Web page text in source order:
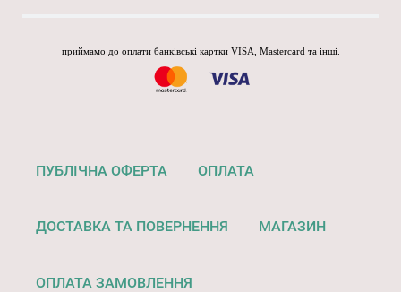
приймамо до оплати банківські картки VISA, Mastercard та інші.
ПУБЛІЧНА ОФЕРТА ОПЛАТА
ДОСТАВКА ТА ПОВЕРНЕННЯ МАГАЗИН
ОПЛАТА ЗАМОВЛЕННЯ